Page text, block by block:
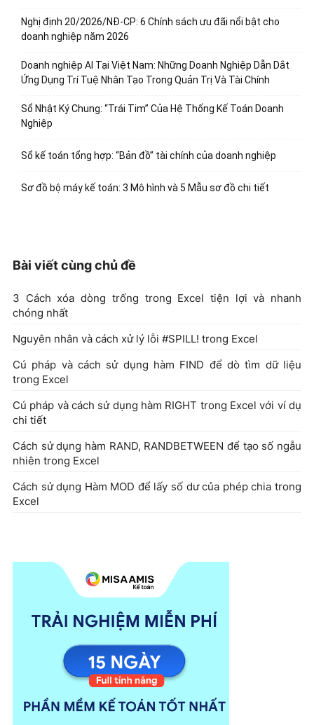
Nghị định 20/2026/NĐ-CP: 6 Chính sách ưu đãi nổi bật cho
doanh nghiệp năm 2026
Doanh nghiệp AI Tại Việt Nam: Những Doanh Nghiệp Dẫn Dắt
Ứng Dụng Trí Tuệ Nhân Tạo Trong Quản Trị Và Tài Chính
Sổ Nhật Ký Chung: “Trái Tim” Của Hệ Thống Kế Toán Doanh
Nghiệp
Sổ kế toán tổng hợp: “Bản đồ” tài chính của doanh nghiệp
Sơ đồ bộ máy kế toán: 3 Mô hình và 5 Mẫu sơ đồ chi tiết
Bài viết cùng chủ đề
3 Cách xóa dòng trống trong Excel tiện lợi và nhanh
chóng nhất
Nguyên nhân và cách xử lý lỗi #SPILL! trong Excel
Cú pháp và cách sử dụng hàm FIND để dò tìm dữ liệu
trong Excel
Cú pháp và cách sử dụng hàm RIGHT trong Excel với ví dụ
chi tiết
Cách sử dụng hàm RAND, RANDBETWEEN để tạo số ngẫu
nhiên trong Excel
Cách sử dụng Hàm MOD để lấy số dư của phép chia trong
Excel